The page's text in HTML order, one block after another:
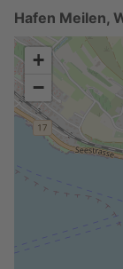
Hafen Meilen,
+
−